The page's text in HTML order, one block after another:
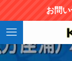
お問